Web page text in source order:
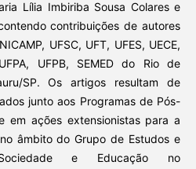
Lília Imbiriba Sousa Colares e
contribuições de autores
UFSC, UFT, UFES, UECE,
UFPB, SEMED do Rio de
SP. Os artigos resultam de
junto aos Programas de Pós-
em ações extensionistas para a
âmbito do Grupo de Estudos e
e Educação no